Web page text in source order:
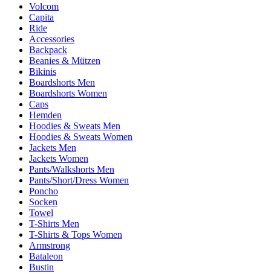
Volcom
Capita
Ride
Accessories
Backpack
Beanies & Mützen
Bikinis
Boardshorts Men
Boardshorts Women
Caps
Hemden
Hoodies & Sweats Men
Hoodies & Sweats Women
Jackets Men
Jackets Women
Pants/Walkshorts Men
Pants/Short/Dress Women
Poncho
Socken
Towel
T-Shirts Men
T-Shirts & Tops Women
Armstrong
Bataleon
Bustin